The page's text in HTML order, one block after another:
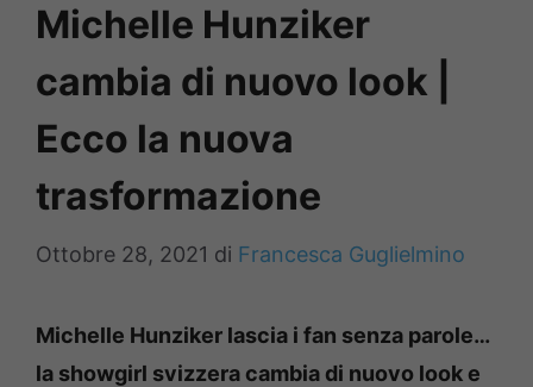
Michelle Hunziker
cambia di nuovo look |
Ecco la nuova
trasformazione
Ottobre 28, 2021 di Francesca Guglielmino
Michelle Hunziker lascia i fan senza parole…
la showgirl svizzera cambia di nuovo look e